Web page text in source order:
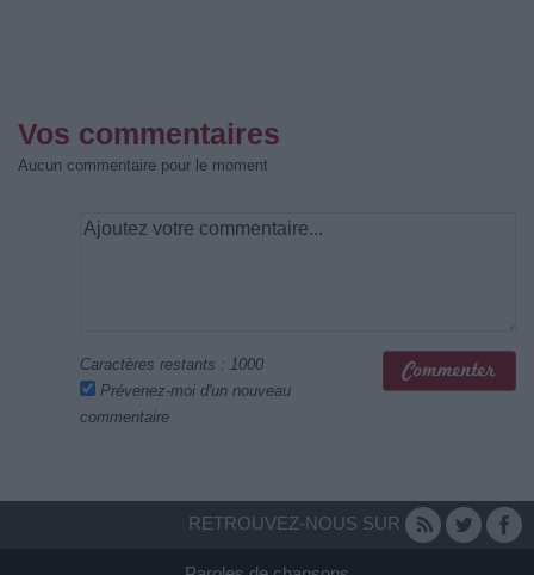
Vos commentaires
Aucun commentaire pour le moment
Caractères restants : 1000
Prévenez-moi d'un nouveau
commentaire
RETROUVEZ-NOUS SUR